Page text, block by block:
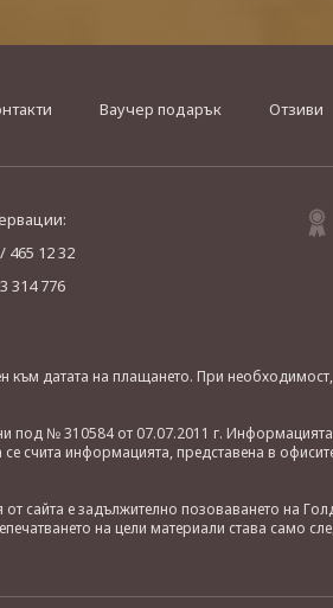
Ваучер подарък Отзиви
465 12 32
314 776
към датата на плащането. При
№ 310584 от 07.07.2011 г.
счита информацията, представена в
сайта е задължително позоваването на
на цели материали става само